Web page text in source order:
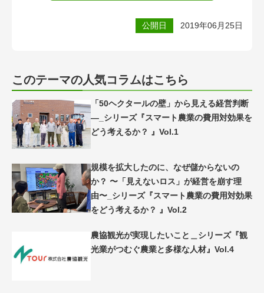
公開日 2019年06月25日
このテーマの人気コラムはこちら
「50ヘクタールの壁」から見える経営判断
―_シリーズ『スマート農業の費用対効果を
どう考えるか？ 』Vol.1
規模を拡大したのに、なぜ儲からないの
か？ 〜「見えないロス」が経営を崩す理
由〜_シリーズ『スマート農業の費用対効果
をどう考えるか？ 』Vol.2
農協観光が実現したいこと＿シリーズ『観
光業がつむぐ農業と多様な人材』Vol.4